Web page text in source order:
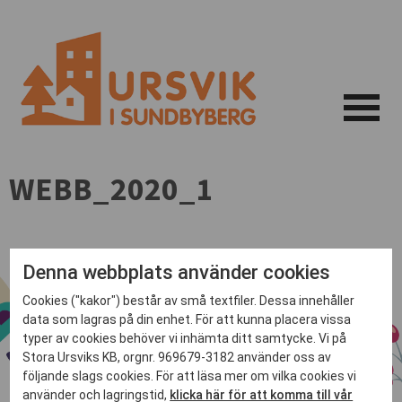
WEBB_2020_1
Denna webbplats använder cookies
Cookies ("kakor") består av små textfiler. Dessa innehåller
data som lagras på din enhet. För att kunna placera vissa
typer av cookies behöver vi inhämta ditt samtycke. Vi på
Stora Ursviks KB, orgnr. 969679-3182 använder oss av
följande slags cookies. För att läsa mer om vilka cookies vi
använder och lagringstid, klicka här för att komma till vår